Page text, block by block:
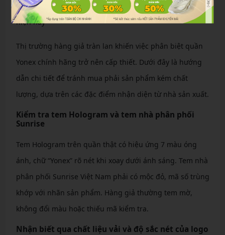
Top những dòng quần Yonex nam nữ được ưa chuộng
hiện nay
Thị trường hàng giả tràn lan khiến việc phân biệt quần
Yonex chính hãng trở nên cấp thiết. Dưới đây là hướng
dẫn chi tiết để tránh mua phải sản phẩm kém chất
lượng, dựa trên các đặc điểm nhận diện từ nhà sản xuất.
Kiểm tra tem Hologram và tem nhà phân phối
Sunrise
Tem Hologram trên quần thật có hiệu ứng 7 màu óng
ánh, chữ “Yonex” rõ nét khi xoay dưới ánh sáng. Tem nhà
phân phối Sunrise Việt Nam phải có mộc đỏ, mã số trùng
khớp với nhãn sản phẩm. Hàng giả thường tem mờ,
không đổi màu hoặc thiếu mã kiểm tra.
Nhận biết qua chất liệu vải và độ sắc nét của logo